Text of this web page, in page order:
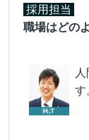
採用担当
職場はどの
す